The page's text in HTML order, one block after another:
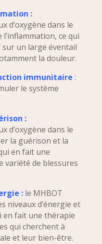
:
d’oxygène dans le
ce qui
un large éventail
la douleur.
immunitaire :
le système
:
d’oxygène dans le
la guérison et la
en fait une
variété de blessures
:le MHBOT
niveaux d’énergie et
en fait une thérapie
qui cherchent à
et leur bien-être.